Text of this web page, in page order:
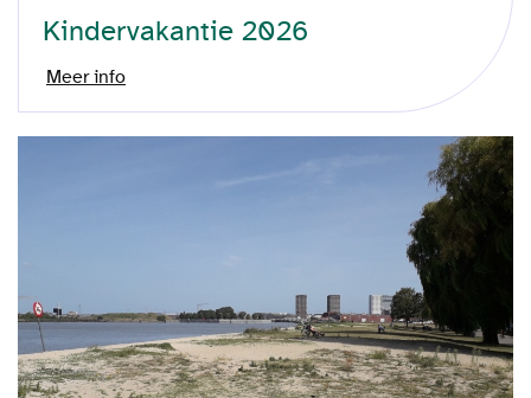
Kindervakantie 2026
Meer info